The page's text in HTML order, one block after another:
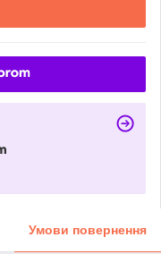
Умови повернення